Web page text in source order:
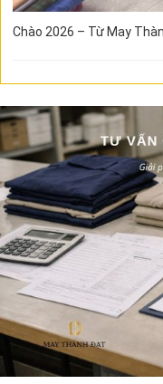
Chào 2026 – Từ May